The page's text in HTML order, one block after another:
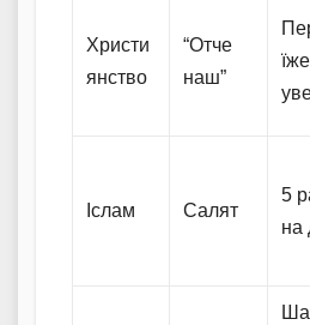
Христи
янство
“Отче
наш”
Іслам Салят
5
на